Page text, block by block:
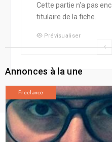
Cette partie n'a pas
titulaire de la fiche.
Prévisualiser
Annonces à la une
Freelance